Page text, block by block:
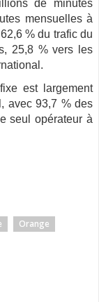
de minutes
mensuelles à
% du trafic du
25,8 % vers les
est largement
avec 93,7 % des
seul opérateur à
Orange